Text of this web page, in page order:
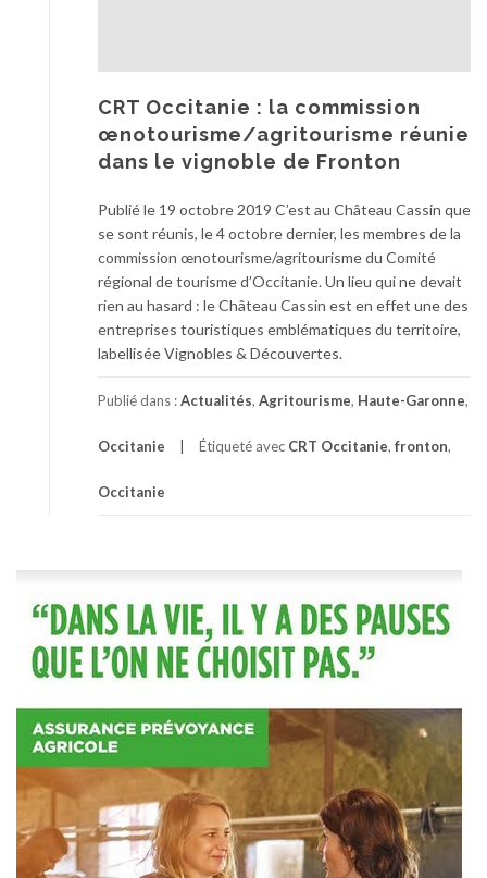
CRT Occitanie : la commission
œnotourisme/agritourisme réunie
dans le vignoble de Fronton
Publié le 19 octobre 2019 C’est au Château Cassin que
se sont réunis, le 4 octobre dernier, les membres de la
commission œnotourisme/agritourisme du Comité
régional de tourisme d’Occitanie. Un lieu qui ne devait
rien au hasard : le Château Cassin est en effet une des
entreprises touristiques emblématiques du territoire,
labellisée Vignobles & Découvertes.
Publié dans :Actualités, Agritourisme, Haute-Garonne,
Occitanie Étiqueté avec CRT Occitanie, fronton,
Occitanie